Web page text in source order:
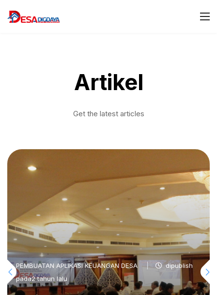
Artikel
Get the latest articles
PEMBUATAN APLIKASI KEUANGAN DESA
dipublish
pada2 tahun lalu